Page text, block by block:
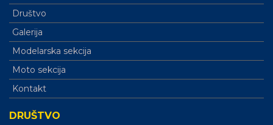
Društvo
Galerija
Modelarska sekcija
Moto sekcija
Kontakt
DRUŠTVO